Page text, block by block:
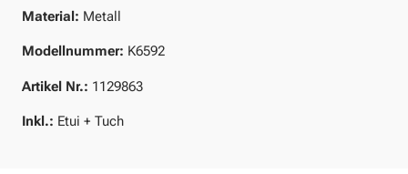
Material: Metall
Modellnummer: K6592
Artikel Nr.: 1129863
Inkl.: Etui + Tuch